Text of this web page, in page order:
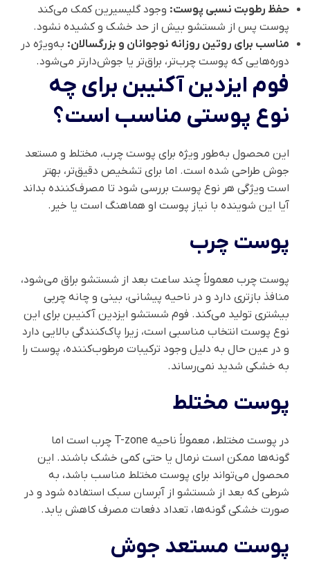
حفظ رطوبت نسبی پوست: وجود گلیسیرین کمک می‌کند
پوست پس از شستشو بیش از حد خشک و کشیده نشود.
مناسب برای روتین روزانه نوجوانان و بزرگسالان: به‌ویژه در
دوره‌هایی که پوست چرب‌تر، براق‌تر یا جوش‌دارتر می‌شود.
فوم ایزدین آکنیبن برای چه
نوع پوستی مناسب است؟
این محصول به‌طور ویژه برای پوست چرب، مختلط و مستعد
جوش طراحی شده است. اما برای تشخیص دقیق‌تر، بهتر
است ویژگی هر نوع پوست بررسی شود تا مصرف‌کننده بداند
آیا این شوینده با نیاز پوست او هماهنگ است یا خیر.
پوست چرب
پوست چرب معمولاً چند ساعت بعد از شستشو براق می‌شود،
منافذ بازتری دارد و در ناحیه پیشانی، بینی و چانه چربی
بیشتری تولید می‌کند. فوم شستشو ایزدین آکنیبن برای این
نوع پوست انتخاب مناسبی است، زیرا پاک‌کنندگی بالایی دارد
و در عین حال به دلیل وجود ترکیبات مرطوب‌کننده، پوست را
به خشکی شدید نمی‌رساند.
پوست مختلط
در پوست مختلط، معمولاً ناحیه T-zone چرب است اما
گونه‌ها ممکن است نرمال یا حتی کمی خشک باشند. این
محصول می‌تواند برای پوست مختلط مناسب باشد، به
شرطی که بعد از شستشو از آبرسان سبک استفاده شود و در
صورت خشکی گونه‌ها، تعداد دفعات مصرف کاهش یابد.
پوست مستعد جوش